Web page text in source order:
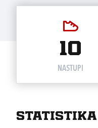
10
NASTUPI
Statistika